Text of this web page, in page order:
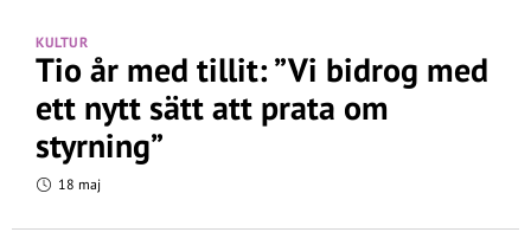
KULTUR
Tio år med tillit: ”Vi bidrog med
ett nytt sätt att prata om
styrning”
18 maj